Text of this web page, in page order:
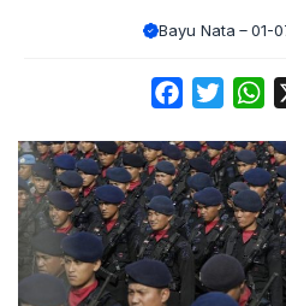
Bayu Nata 01-
FacebookTwitter